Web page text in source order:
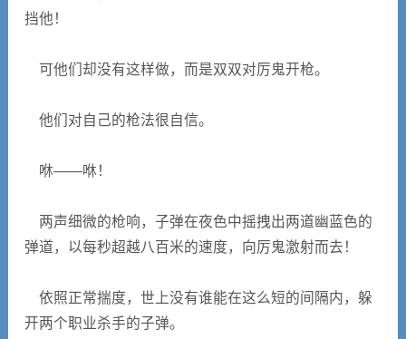
挡他！
可他们却没有这样做，而是双双对厉鬼开枪。
他们对自己的枪法很自信。
咻——咻！
两声细微的枪响，子弹在夜色中摇拽出两道幽蓝色的
弹道，以每秒超越八百米的速度，向厉鬼激射而去！
依照正常揣度，世上没有谁能在这么短的间隔内，躲
开两个职业杀手的子弹。